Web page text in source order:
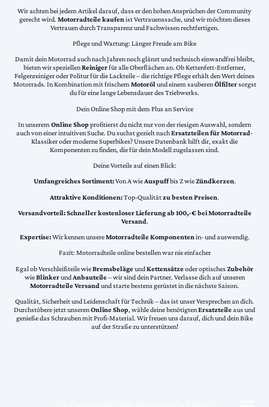
Wir achten bei jedem Artikel darauf, dass er den hohen Ansprüchen der Community
gerecht wird. Motorradteile kaufen ist Vertrauenssache, und wir möchten dieses
Vertrauen durch Transparenz und Fachwissen rechtfertigen.
Pflege und Wartung: Länger Freude am Bike
Damit dein Motorrad auch nach Jahren noch glänzt und technisch einwandfrei bleibt,
bieten wir speziellenReinigerfür alle Oberflächen an. Ob Kettenfett-Entferner,
Felgenreiniger oder Politur für die Lackteile – die richtige Pflege erhält den Wert deines
Motorrads. In Kombination mit frischemMotorölund einem sauberenÖlfiltersorgst
du für eine lange Lebensdauer des Triebwerks.
Dein Online Shop mit dem Plus an Service
In unserem Online Shopprofitierst du nicht nur von der riesigen Auswahl, sondern
auch von einer intuitiven Suche. Du suchst gezielt nachErsatzteilen für Motorrad-
Klassiker oder moderne Superbikes? Unsere Datenbank hilft dir, exakt die
Komponenten zu finden, die für dein Modell zugelassen sind.
Deine Vorteile auf einen Blick:
Umfangreiches Sortiment:Von A wieAuspuffbis Z wieZündkerzen.
Attraktive Konditionen:Top-Qualitätzu besten Preisen.
Versandvorteil:Schneller kostenloser Lieferung ab 100,-€ bei Motorradteile
Versand.
Expertise:Wir kennen unsereMotorradteile Komponentenin- und auswendig.
Fazit: Motorradteile online bestellen war nie einfacher
Egal ob Verschleißteile wieBremsbelägeundKettensätzeoder optischesZubehör
wieBlinkerundAnbauteile– wir sind dein Partner. Verlasse dich auf unseren
Motorradteile Versand und starte bestens gerüstet in die nächste Saison.
Qualität, Sicherheit und Leidenschaft für Technik – das ist unser Versprechen an dich.
Durchstöbere jetzt unserenOnline Shop, wähle deine benötigtenErsatzteileaus und
genieße das Schrauben mit Profi-Material. Wir freuen uns darauf, dich und dein Bike
auf der Straße zu unterstützen!